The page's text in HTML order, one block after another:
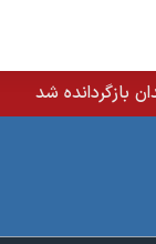
بازگردانده شد